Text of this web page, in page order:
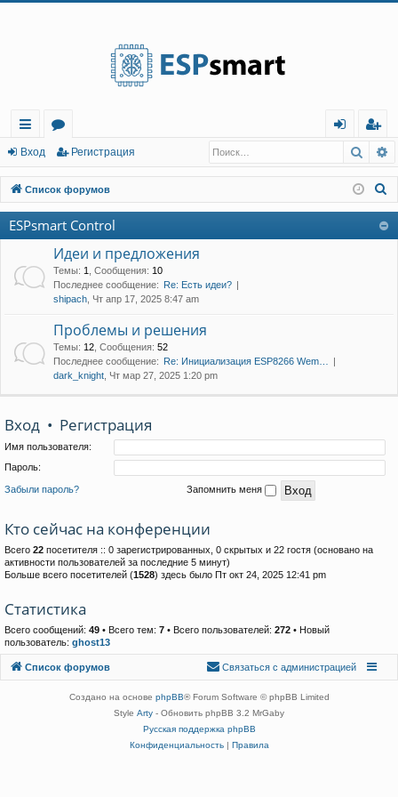
с
ы
лк
и
о
ру
м
ы
д
г
ис
тр
Вход Регистрация
Список форумов
ESPsmart Control
Идеи и предложения
Темы: 1 Сообщения: 10
Последнее сообщение: Re: Есть идеи?
shipach , Чт апр 17, 2025 8:47 am
Проблемы и решения
Темы: 12 Сообщения: 52
Последнее сообщение: Re: Инициализация ESP8266 Wem…
dark_knight , Чт мар 27, 2025 1:20 pm
Вход • Регистрация
Имя пользователя:
Пароль:
Забыли пароль? Запомнить меня
Кто сейчас на конференции
Всего 22 посетителя :: 0 зарегистрированных, 0 скрытых и 22 гостя (основано на
активности пользователей за последние 5 минут)
Больше всего посетителей (1528) здесь было Пт окт 24, 2025 12:41 pm
Статистика
Всего сообщений: 49 • Всего тем: 7 • Всего пользователей: 272 • Новый
пользователь: ghost13
Список форумов
Связаться с
Связаться с администрацией
Создано на основе phpBB® Forum Software © phpBB Limited
Style Arty - Обновить phpBB 3.2 MrGaby
Русская поддержка phpBB
Конфиденциальность| Правила